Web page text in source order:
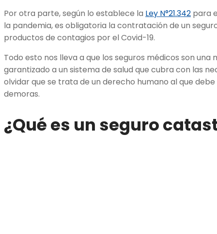
Por otra parte, según lo establece la Ley N°21.342 para
la pandemia, es obligatoria la contratación de un
productos de contagios por el Covid-19.
Todo esto nos lleva a que los seguros médicos son
garantizado a un sistema de salud que cubra con las
olvidar que se trata de un derecho humano al que
demoras.
¿Qué es un seguro